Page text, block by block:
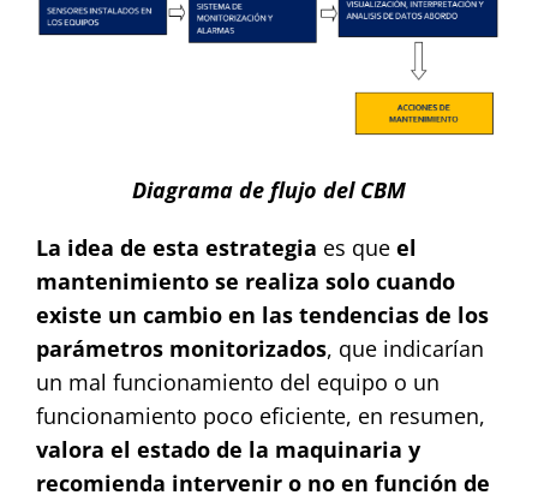
Diagrama de flujo del CBM
La idea de esta estrategia es que el
mantenimiento se realiza solo cuando
existe un cambio en las tendencias de los
parámetros monitorizados, que indicarían
un mal funcionamiento del equipo o un
funcionamiento poco eficiente, en resumen,
valora el estado de la maquinaria y
recomienda intervenir o no en función de